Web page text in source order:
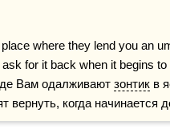
where they lend you an
ask for it back when it begins
Вам одалживают зонтик в
вернуть, когда начинается